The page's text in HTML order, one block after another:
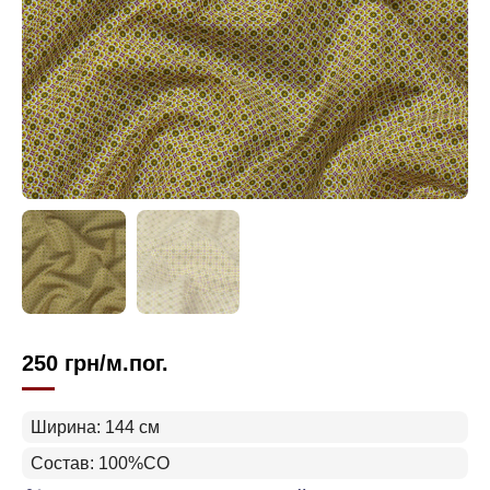
250 грн/м.пог.
Ширина: 144 см
Состав: 100%CO